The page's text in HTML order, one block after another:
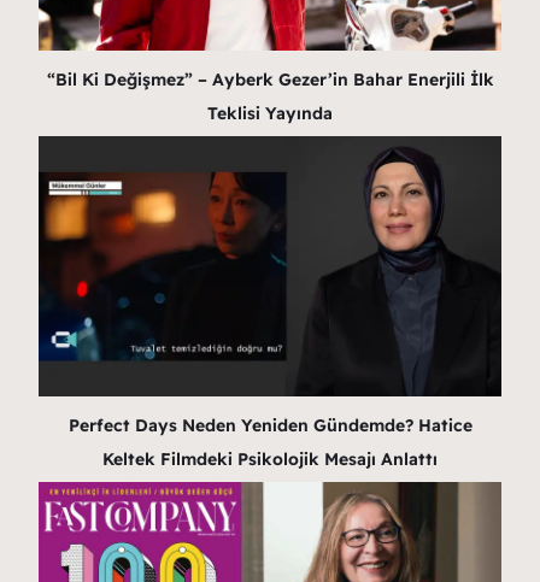
“Bil Ki Değişmez” – Ayberk Gezer’in Bahar Enerjili İlk
Teklisi Yayında
Perfect Days Neden Yeniden Gündemde? Hatice
Keltek Filmdeki Psikolojik Mesajı Anlattı